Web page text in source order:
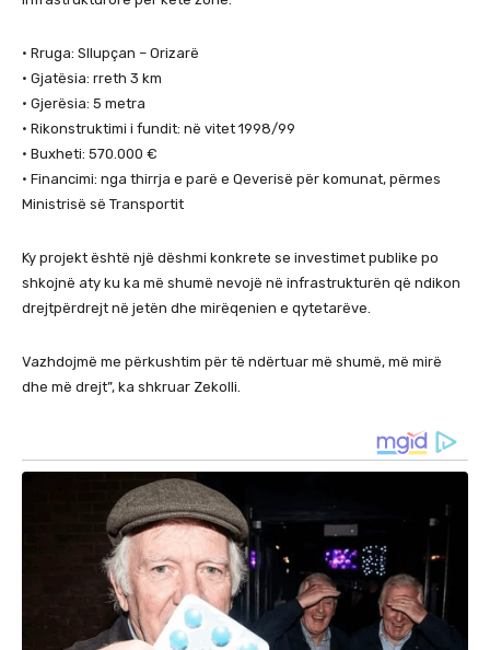
• Rruga: Sllupçan – Orizarë
• Gjatësia: rreth 3 km
• Gjerësia: 5 metra
• Rikonstruktimi i fundit: në vitet 1998/99
• Buxheti: 570.000 €
• Financimi: nga thirrja e parë e Qeverisë për komunat, përmes
Ministrisë së Transportit
Ky projekt është një dëshmi konkrete se investimet publike po
shkojnë aty ku ka më shumë nevojë në infrastrukturën që ndikon
drejtpërdrejt në jetën dhe mirëqenien e qytetarëve.
Vazhdojmë me përkushtim për të ndërtuar më shumë, më mirë
dhe më drejt”, ka shkruar Zekolli.